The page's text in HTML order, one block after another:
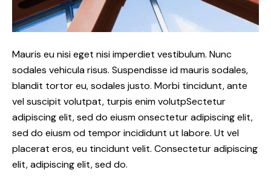
Mauris eu nisi eget nisi imperdiet vestibulum. Nunc
sodales vehicula risus. Suspendisse id mauris sodales,
blandit tortor eu, sodales justo. Morbi tincidunt, ante
vel suscipit volutpat, turpis enim volutpSectetur
adipiscing elit, sed do eiusm onsectetur adipiscing elit,
sed do eiusm od tempor incididunt ut labore. Ut vel
placerat eros, eu tincidunt velit. Consectetur adipiscing
elit, adipiscing elit, sed do.